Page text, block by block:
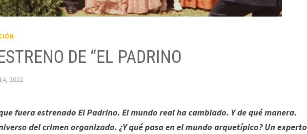
DE “EL PADRINO
2022
fuera estrenado El Padrino. El mundo real ha cambiado. Y de qué manera.
del crimen organizado. ¿Y qué pasa en el mundo arquetípico? Un experto